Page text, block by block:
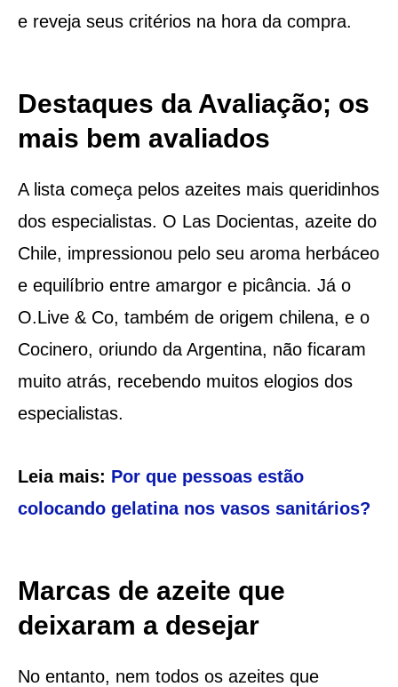
e reveja seus critérios na hora da compra.
Destaques da Avaliação; os
mais bem avaliados
A lista começa pelos azeites mais queridinhos
dos especialistas. O Las Docientas, azeite do
Chile, impressionou pelo seu aroma herbáceo
e equilíbrio entre amargor e picância. Já o
O.Live & Co, também de origem chilena, e o
Cocinero, oriundo da Argentina, não ficaram
muito atrás, recebendo muitos elogios dos
especialistas.
Leia mais: Por que pessoas estão
colocando gelatina nos vasos sanitários?
Marcas de azeite que
deixaram a desejar
No entanto, nem todos os azeites que